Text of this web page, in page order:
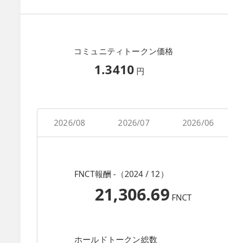
コミュニティトークン価格
1.3410 円
2026/08 2026/07 2026/06
FNCT報酬 -（2024 / 12）
21,306.69 FNCT
ホールドトークン総数